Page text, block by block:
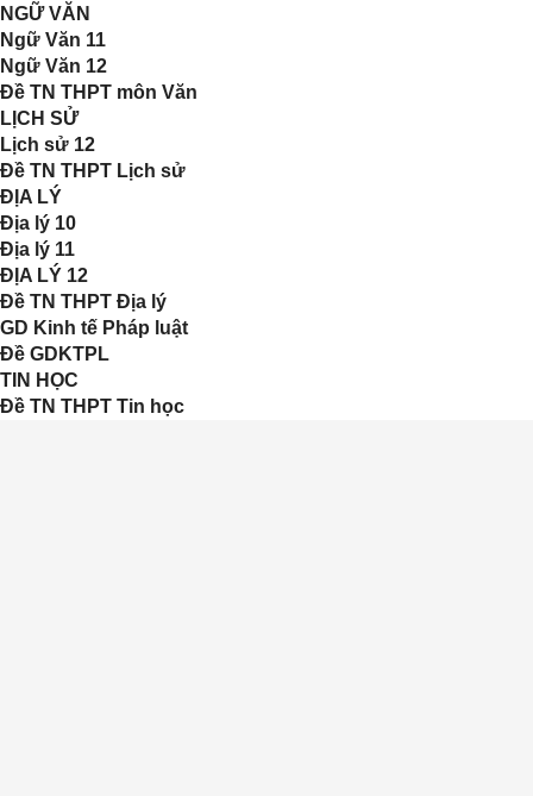
NGỮ VĂN
Ngữ Văn 11
Ngữ Văn 12
Đề TN THPT môn Văn
LỊCH SỬ
Lịch sử 12
Đề TN THPT Lịch sử
ĐỊA LÝ
Địa lý 10
Địa lý 11
ĐỊA LÝ 12
Đề TN THPT Địa lý
GD Kinh tế Pháp luật
Đề GDKTPL
TIN HỌC
Đề TN THPT Tin học